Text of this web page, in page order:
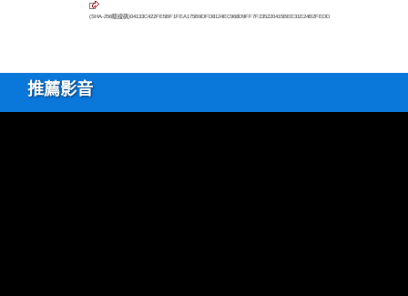
(SHA-256驗證碼)04133C422FE5BF1FEA175B9DFD8124EC968D9FF7F235220415BEE31E24B2FEDD
推薦影音